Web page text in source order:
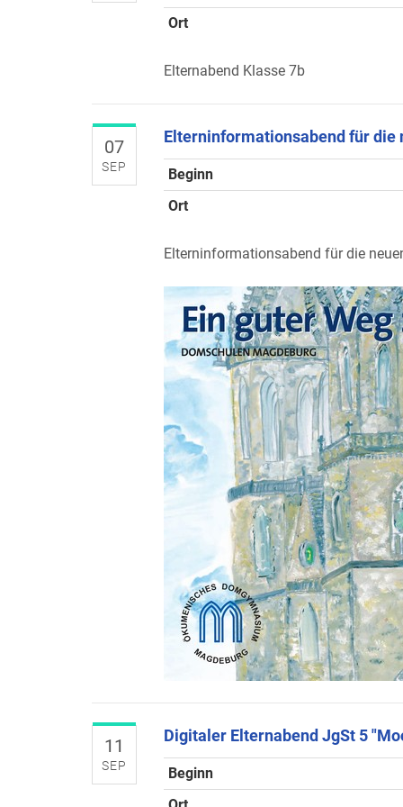
Ort
Elternabend Klasse 7b
07
SEP
Elterninformationsabend für die
Beginn
Ort
Elterninformationsabend für die
11
SEP
Digitaler Elternabend JgSt 5
Beginn